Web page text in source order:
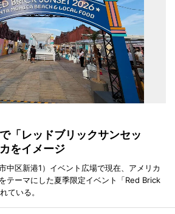
「レッドブリックサンセッ
をイメージ
中区新港1）イベント広場で現在、アメリカ
テーマにした夏季限定イベント「Red Brick
ている。